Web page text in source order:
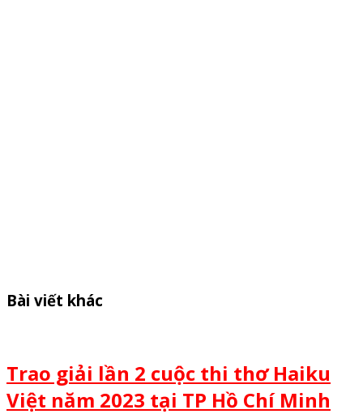
Bài viết khác
Trao giải lần 2 cuộc thi thơ Haiku
Việt năm 2023 tại TP Hồ Chí Minh